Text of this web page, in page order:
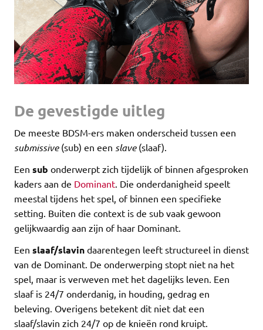
De gevestigde uitleg
De meeste BDSM-ers maken onderscheid tussen een
submissive(sub) en een slave(slaaf).
Een sub onderwerpt zich tijdelijk of binnen afgesproken
kaders aan de Dominant. Die onderdanigheid speelt
meestal tijdens het spel, of binnen een specifieke
setting. Buiten die context is de sub vaak gewoon
gelijkwaardig aan zijn of haar Dominant.
Een slaaf/slavin daarentegen leeft structureel in dienst
van de Dominant. De onderwerping stopt niet na het
spel, maar is verweven met het dagelijks leven. Een
slaaf is 24/7 onderdanig, in houding, gedrag en
beleving. Overigens betekent dit niet dat een
slaaf/slavin zich 24/7 op de knieën rond kruipt.